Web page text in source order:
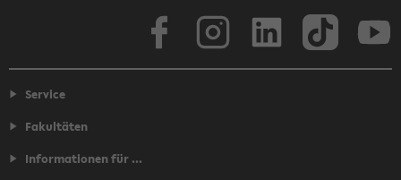
Service
Fakultäten
Informationen für ...